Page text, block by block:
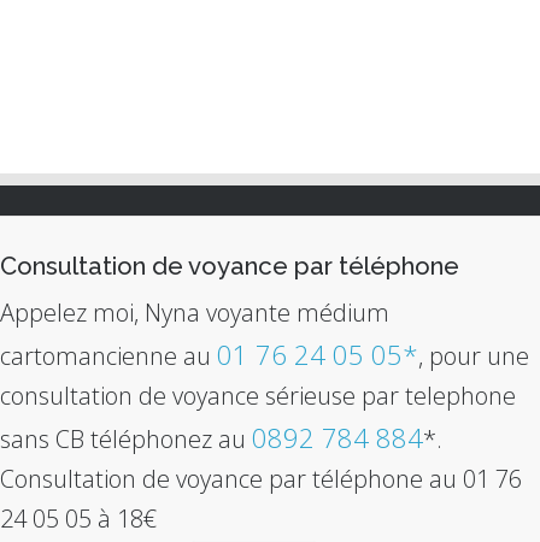
Consultation de voyance par téléphone
Appelez moi, Nyna voyante médium
cartomancienne au 01 76 24 05 05*, pour une
consultation de voyance sérieuse par telephone
sans CB téléphonez au 0892 784 884*.
Consultation de voyance par téléphone au 01 76
24 05 05 à 18€